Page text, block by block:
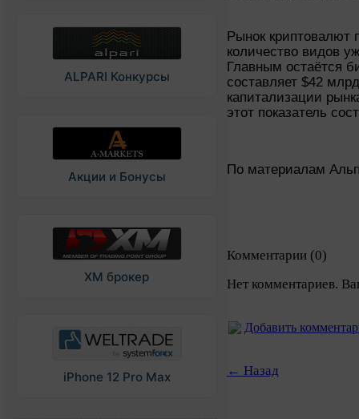
ALPARI Конкурсы
Акции и Бонусы
XM брокер
iPhone 12 Pro Max
Рынок криптовалют
количество видов
Главным остаётся
составляет $42
капитализации
этот показатель
По материалам
Комментарии (0)
Нет комментариев.
Добавить
← Назад